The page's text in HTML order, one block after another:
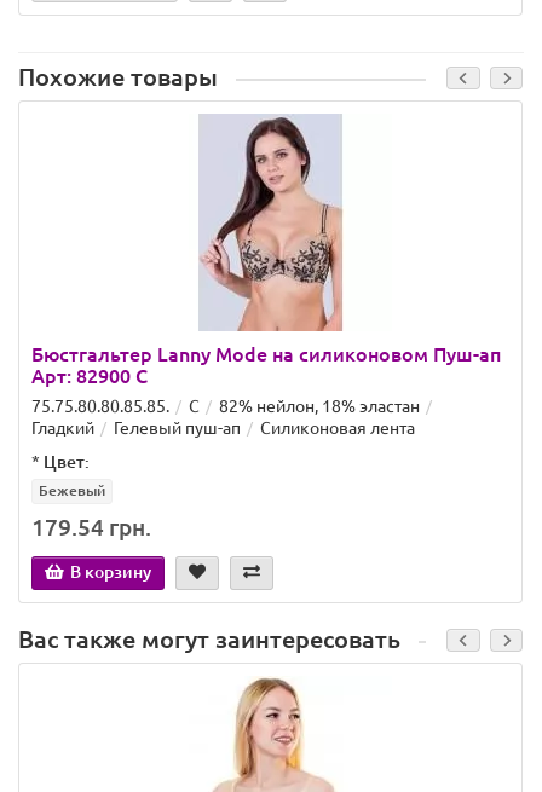
Похожие товары
Бюстгальтер Lanny Mode на силиконовом Пуш-ап
Арт: 82900 C
75.75.80.80.85.85. C
82% нейлон, 18% эластан
Гладкий
Гелевый пуш-ап
Силиконовая лента
* Цвет:
Бежевый
179.54 грн.
В корзину
Вас также могут заинтересовать